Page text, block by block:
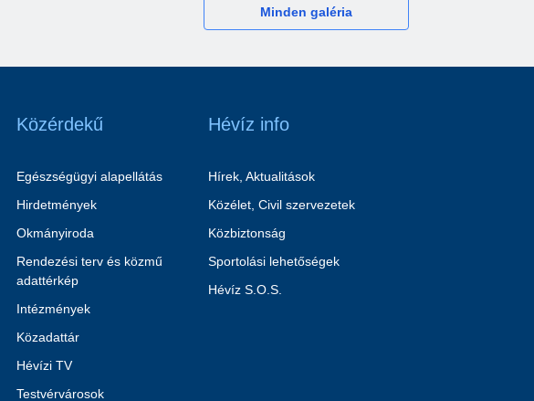
Minden galéria
Közérdekű
Egészségügyi alapellátás
Hirdetmények
Okmányiroda
Rendezési terv és közmű
adattérkép
Intézmények
Közadattár
Hévízi TV
Testvérvárosok
Hévíz info
Hírek, Aktualitások
Közélet, Civil szervezetek
Közbiztonság
Sportolási lehetőségek
Hévíz S.O.S.